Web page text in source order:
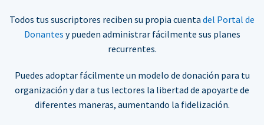
Todos tus suscriptores reciben su propia cuenta del Portal de
Donantes y pueden administrar fácilmente sus planes
recurrentes.
Puedes adoptar fácilmente un modelo de donación para tu
organización y dar a tus lectores la libertad de apoyarte de
diferentes maneras, aumentando la fidelización.